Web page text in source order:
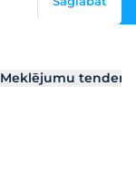
Meklējumu